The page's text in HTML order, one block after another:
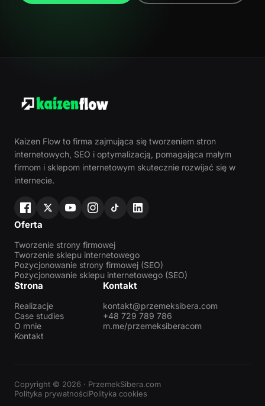
Kaizen Flow to firma zajmująca się tworzeniem stron
internetowych, SEO i optymalizacją, pomagająca małym
firmom i sklepom internetowym skutecznie rozwijać się w
internecie.
Oferta
Tworzenie strony firmowej
Tworzenie sklepu internetowego
Pozycjonowanie strony firmowej (SEO)
Pozycjonowanie sklepu internetowego (SEO)
Strona
Realizacje
Case studies
O mnie
Kontakt
Kontakt
kontakt@przemeksibera.com
+48 729 789 786
m.me/przemeksiberacom
Copyright © 2026 · PrzemekSibera.com
Polityka prywatnościPolityka cookies